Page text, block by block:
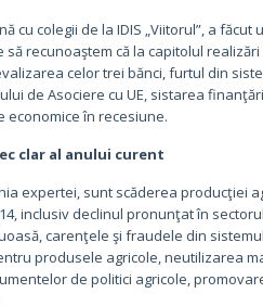
cu colegii de la IDIS „Viitorul”, a
să recunoaştem că la capitolul
celor trei bănci, furtul din
de Asociere cu UE, sistarea
economice în recesiune.
clar al anului curent
expertei, sunt scăderea producţiei
inclusiv declinul pronunţat în
carenţele şi fraudele din
produsele agricole, neutilizarea
de politici agricole,